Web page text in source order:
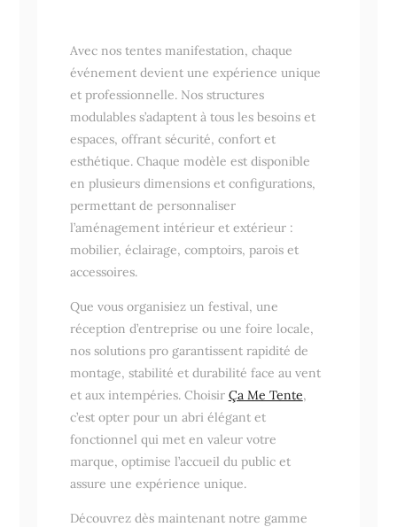
Avec nos tentes manifestation, chaque
événement devient une expérience unique
et professionnelle. Nos structures
modulables s’adaptent à tous les besoins et
espaces, offrant sécurité, confort et
esthétique. Chaque modèle est disponible
en plusieurs dimensions et configurations,
permettant de personnaliser
l’aménagement intérieur et extérieur :
mobilier, éclairage, comptoirs, parois et
accessoires.
Que vous organisiez un festival, une
réception d’entreprise ou une foire locale,
nos solutions pro garantissent rapidité de
montage, stabilité et durabilité face au vent
et aux intempéries. Choisir Ça Me Tente,
c’est opter pour un abri élégant et
fonctionnel qui met en valeur votre
marque, optimise l’accueil du public et
assure une expérience unique.
Découvrez dès maintenant notre gamme